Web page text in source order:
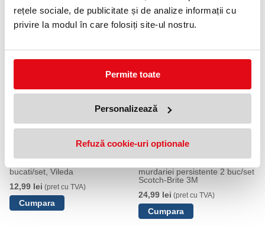
rețele sociale, de publicitate și de analize informații cu
privire la modul în care folosiți site-ul nostru.
Permite toate
Personalizează
Refuză cookie-uri optionale
Glitzi Vileda
9,99 lei(pret cu TVA)
Spira metalica din otel
inoxidabil, 3 buc/ pachet,
Scotch-Brite 3M
bucati/set, Vileda
12,99 lei (pret cu TVA)
murdariei persistente 2 buc/set
Scotch-Brite 3M
24,99 lei (pret cu TVA)